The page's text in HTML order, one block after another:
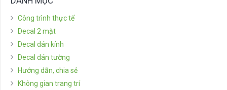
Công trình thực tế
Decal 2 mặt
Decal dán kính
Decal dán tường
Hướng dẫn, chia sẻ
Không gian trang trí